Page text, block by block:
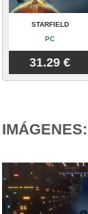
STARFIELD
PC
31.29 €
IMÁGENES: